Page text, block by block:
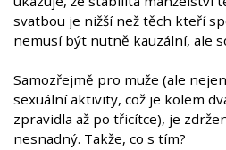
svatbou je nižší než těch kteří
nemusí být nutně kauzální, ale
Samozřejmě pro muže (ale
sexuální aktivity, což je kolem
zpravidla až po třicítce), je
nesnadný. Takže, co s tím?